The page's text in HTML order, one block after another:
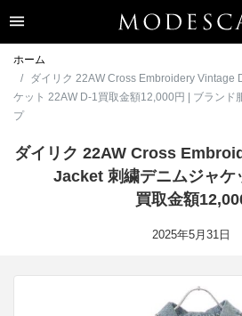
ホーム
ダイリク 22AW Cross Embroidery Vintage
ケット 22AW D-1買取金額12,000円 | ブランド
プ
ダイリク 22AW Cross
Jacket 刺繍デニムジャケ
買取金額
2025年5月31日